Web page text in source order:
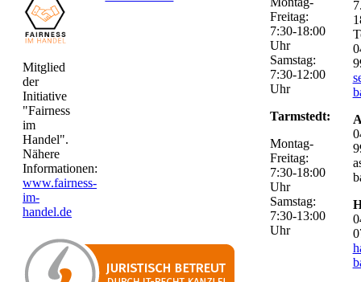
Mitglied
der
Initiative
"Fairness
im
Handel".
Nähere
Informationen:
www.fairness-
im-
handel.de
Freitag:
7:30-18:00
Uhr
Samstag:
7:30-12:00
Uhr
Tarmstedt:
Montag-
Freitag:
7:30-18:00
Uhr
Samstag:
7:30-13:00
Uhr